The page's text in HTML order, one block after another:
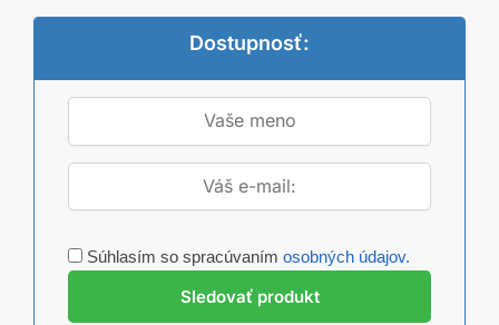
Dostupnosť:
Súhlasím so spracúvaním osobných údajov.